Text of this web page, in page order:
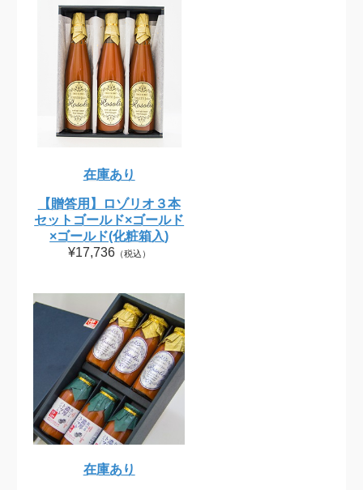
在庫あり
【贈答用】ロゾリオ３本
セットゴールド×ゴールド
×ゴールド(化粧箱入)
¥17,736（税込）
在庫あり